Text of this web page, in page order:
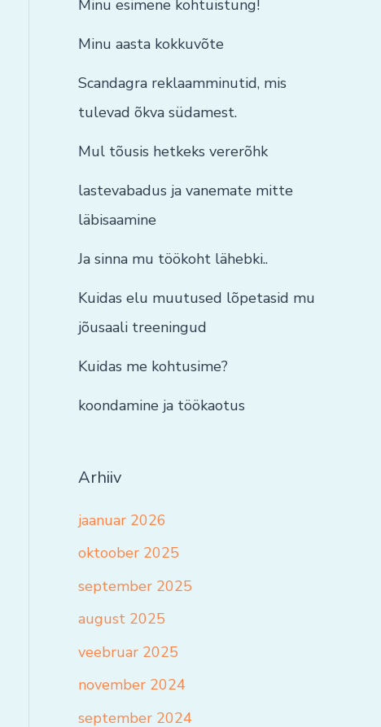
Minu esimene kohtuistung!
Minu aasta kokkuvõte
Scandagra reklaamminutid, mis
tulevad õkva südamest.
Mul tõusis hetkeks vererõhk
lastevabadus ja vanemate mitte
läbisaamine
Ja sinna mu töökoht lähebki..
Kuidas elu muutused lõpetasid mu
jõusaali treeningud
Kuidas me kohtusime?
koondamine ja töökaotus
Arhiiv
jaanuar 2026
oktoober 2025
september 2025
august 2025
veebruar 2025
november 2024
september 2024